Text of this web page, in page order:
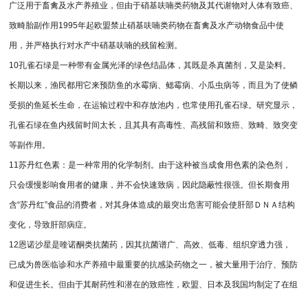
广泛用于畜禽及水产养殖业，但由于硝基呋喃类药物及其代谢物对人体有致癌、
致畸胎副作用1995年起欧盟禁止硝基呋喃类药物在畜禽及水产动物食品中使
用，并严格执行对水产中硝基呋喃的残留检测。
10孔雀石绿是一种带有金属光泽的绿色结晶体，其既是杀真菌剂，又是染料。
长期以来，渔民都用它来预防鱼的水霉病、鳃霉病、小瓜虫病等，而且为了使鳞
受损的鱼延长生命，在运输过程中和存放池内，也常使用孔雀石绿。研究显示，
孔雀石绿在鱼内残留时间太长，且其具有高毒性、高残留和致癌、致畸、致突变
等副作用。
11苏丹红色素：是一种常用的化学制剂。由于这种被当成食用色素的染色剂，
只会缓慢影响食用者的健康，并不会快速致病，因此隐蔽性很强。但长期食用
含“苏丹红”食品的消费者，对其身体造成的最突出危害可能会使肝部ＤＮＡ结构
变化，导致肝部病症。
12恩诺沙星是喹诺酮类抗菌药，因其抗菌谱广、高效、低毒、组织穿透力强，
已成为兽医临诊和水产养殖中最重要的抗感染药物之一，被大量用于治疗、预防
和促进生长。但由于其耐药性和潜在的致癌性，欧盟、日本及我国均制定了在组